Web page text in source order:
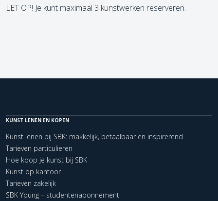
LET OP! Je kunt maximaal 3 kunstwerken reserveren.
KUNST LENEN EN KOPEN
Kunst lenen bij SBK: makkelijk, betaalbaar en inspirerend
Tarieven particulieren
Hoe koop je kunst bij SBK
Kunst op kantoor
Tarieven zakelijk
SBK Young – studentenabonnement